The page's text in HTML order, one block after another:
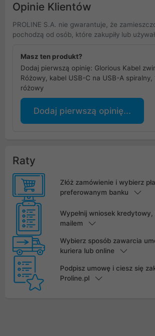
Opinie Klientów
PROLINE S.A. nie gwarantuje, że
pochodzą od osób, które zakupiły lub
Masz ten produkt?
Dodaj pierwszą opinię: Glorious Kabel
Różowy, kabel USB-C na USB-A spiralny,
różowy
Dodaj pierwszą opinię...
Raty
Złóż zamówienie i wybierz
preferowanym banku
Wypełnij wniosek
mailem
Wybierz sposób zawarcia
kuriera lub online
Podpisz umowę i ciesz się
Proline.pl